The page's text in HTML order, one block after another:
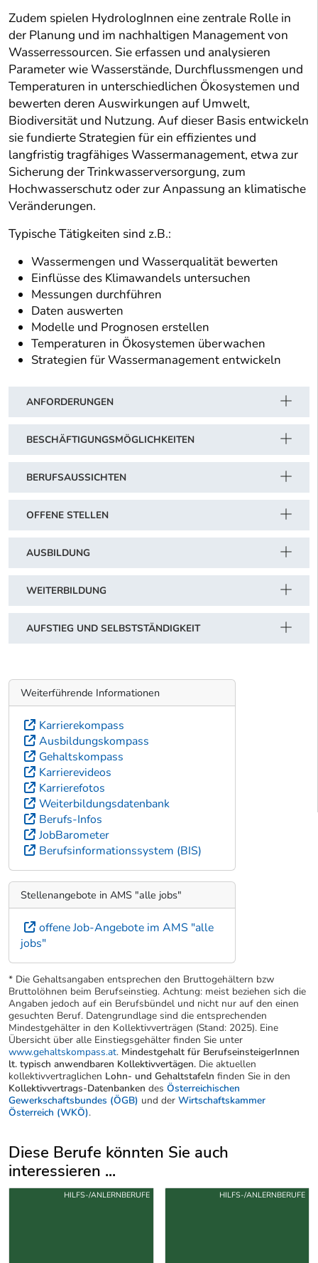
Zudem spielen HydrologInnen eine zentrale Rolle in
der Planung und im nachhaltigen Management von
Wasserressourcen. Sie erfassen und analysieren
Parameter wie Wasserstände, Durchflussmengen und
Temperaturen in unterschiedlichen Ökosystemen und
bewerten deren Auswirkungen auf Umwelt,
Biodiversität und Nutzung. Auf dieser Basis entwickeln
sie fundierte Strategien für ein effizientes und
langfristig tragfähiges Wassermanagement, etwa zur
Sicherung der Trinkwasserversorgung, zum
Hochwasserschutz oder zur Anpassung an klimatische
Veränderungen.
Typische Tätigkeiten sind z.B.:
Wassermengen und Wasserqualität bewerten
Einflüsse des Klimawandels untersuchen
Messungen durchführen
Daten auswerten
Modelle und Prognosen erstellen
Temperaturen in Ökosystemen überwachen
Strategien für Wassermanagement entwickeln
ANFORDERUNGEN
BESCHÄFTIGUNGSMÖGLICHKEITEN
BERUFSAUSSICHTEN
OFFENE STELLEN
AUSBILDUNG
WEITERBILDUNG
AUFSTIEG UND SELBSTSTÄNDIGKEIT
Weiterführende Informationen
Karrierekompass
Ausbildungskompass
Gehaltskompass
Karrierevideos
Karrierefotos
Weiterbildungsdatenbank
Berufs-Infos
JobBarometer
Berufsinformationssystem (BIS)
Stellenangebote in AMS "alle jobs"
offene Job-Angebote im AMS "alle
jobs"
* Die Gehaltsangaben entsprechen den Bruttogehältern bzw
Bruttolöhnen beim Berufseinstieg. Achtung: meist beziehen sich die
Angaben jedoch auf ein Berufsbündel und nicht nur auf den einen
gesuchten Beruf. Datengrundlage sind die entsprechenden
Mindestgehälter in den Kollektivverträgen (Stand: 2025). Eine
Übersicht über alle Einstiegsgehälter finden Sie unter
www.gehaltskompass.at. Mindestgehalt für BerufseinsteigerInnen
lt. typisch anwendbaren Kollektivvertägen. Die aktuellen
kollektivvertraglichen Lohn- und Gehaltstafeln finden Sie in den
Kollektivvertrags-Datenbanken des Österreichischen
Gewerkschaftsbundes (ÖGB) und der Wirtschaftskammer
Österreich (WKÖ).
Diese Berufe könnten Sie auch
interessieren ...
Uber weitere Berufsvorschläge
HILFS-/ANLERNBERUFE HILFS-/ANLERNBERUFE